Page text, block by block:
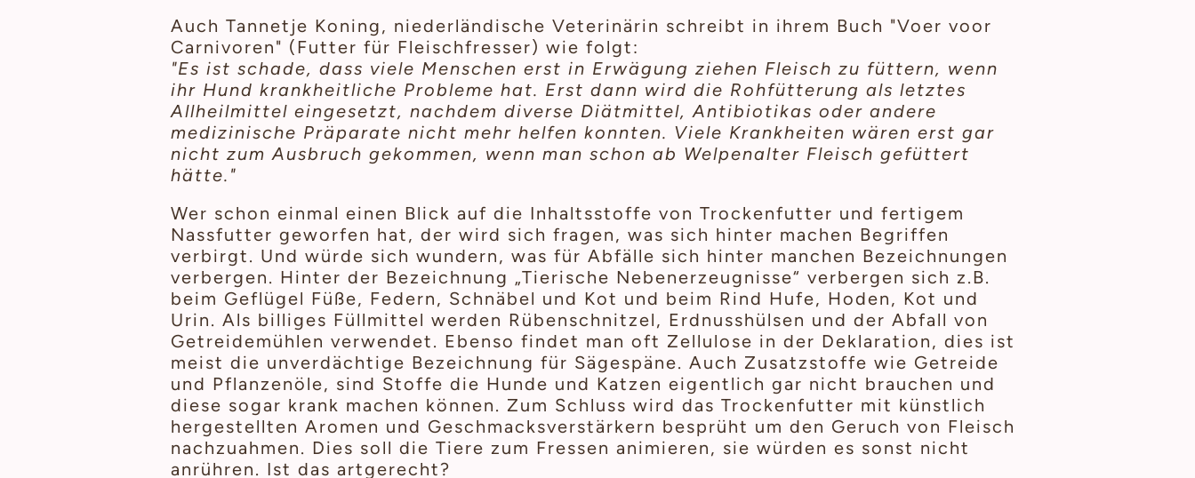
Auch Tannetje Koning, niederländische Veterinärin schreibt in ihrem Buch "Voer voor
Carnivoren" (Futter für Fleischfresser) wie folgt:
"Es ist schade, dass viele Menschen erst in Erwägung ziehen Fleisch zu füttern, wenn
ihr Hund krankheitliche Probleme hat. Erst dann wird die Rohfütterung als letztes
Allheilmittel eingesetzt, nachdem diverse Diätmittel, Antibiotikas oder andere
medizinische Präparate nicht mehr helfen konnten. Viele Krankheiten wären erst gar
nicht zum Ausbruch gekommen, wenn man schon ab Welpenalter Fleisch gefüttert
hätte."
Wer schon einmal einen Blick auf die Inhaltsstoffe von Trockenfutter und fertigem
Nassfutter geworfen hat, der wird sich fragen, was sich hinter machen Begriffen
verbirgt. Und würde sich wundern, was für Abfälle sich hinter manchen Bezeichnungen
verbergen. Hinter der Bezeichnung „Tierische Nebenerzeugnisse“ verbergen sich z.B.
beim Geflügel Füße, Federn, Schnäbel und Kot und beim Rind Hufe, Hoden, Kot und
Urin. Als billiges Füllmittel werden Rübenschnitzel, Erdnusshülsen und der Abfall von
Getreidemühlen verwendet. Ebenso findet man oft Zellulose in der Deklaration, dies ist
meist die unverdächtige Bezeichnung für Sägespäne. Auch Zusatzstoffe wie Getreide
und Pflanzenöle, sind Stoffe die Hunde und Katzen eigentlich gar nicht brauchen und
diese sogar krank machen können. Zum Schluss wird das Trockenfutter mit künstlich
hergestellten Aromen und Geschmacksverstärkern besprüht um den Geruch von Fleisch
nachzuahmen. Dies soll die Tiere zum Fressen animieren, sie würden es sonst nicht
anrühren. Ist das artgerecht?